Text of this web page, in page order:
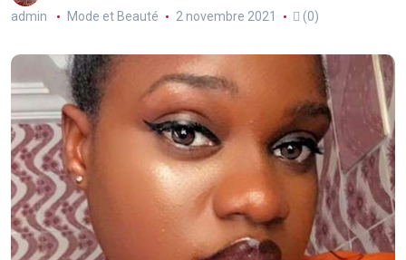
admin Mode et Beauté 2 novembre 2021 (0)